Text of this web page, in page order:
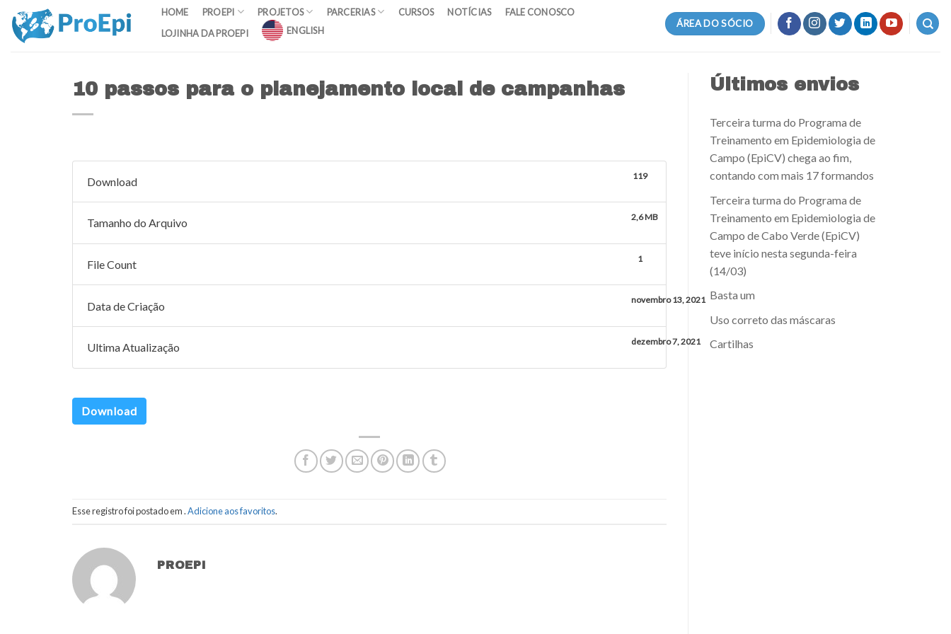
content
HOME PROEPI PROJETOS PARCERIAS CURSOS NOTÍCIAS
FALE CONOSCO
LOJINHA DA PROEPI
ENGLISH
ÁREA DO SÓCIO
10 passos para o planejamento local de campanhas
Download 119
Tamanho do Arquivo 2,6 MB
File Count 1
Data de Criação novembro 13, 2021
Ultima Atualização dezembro 7, 2021
Download
Esse registro foi postado em .Adicione aos favoritos.
PROEPI
Últimos envios
Terceira turma do Programa de
Treinamento em Epidemiologia de
Campo (EpiCV) chega ao fim,
contando com mais 17 formandos
Terceira turma do Programa de
Treinamento em Epidemiologia de
Campo de Cabo Verde (EpiCV)
teve início nesta segunda-feira
(14/03)
Basta um
Uso correto das máscaras
Cartilhas